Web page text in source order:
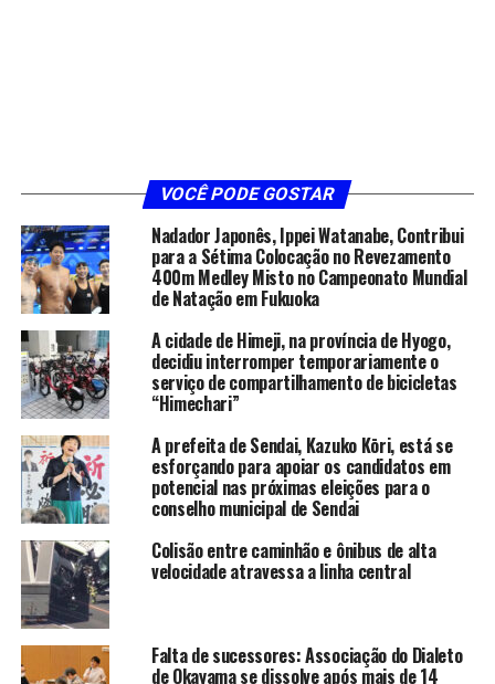
VOCÊ PODE GOSTAR
Nadador Japonês, Ippei Watanabe, Contribui
para a Sétima Colocação no Revezamento
400m Medley Misto no Campeonato Mundial
de Natação em Fukuoka
A cidade de Himeji, na província de Hyogo,
decidiu interromper temporariamente o
serviço de compartilhamento de bicicletas
“Himechari”
A prefeita de Sendai, Kazuko Kōri, está se
esforçando para apoiar os candidatos em
potencial nas próximas eleições para o
conselho municipal de Sendai
Colisão entre caminhão e ônibus de alta
velocidade atravessa a linha central
Falta de sucessores: Associação do Dialeto
de Okayama se dissolve após mais de 14